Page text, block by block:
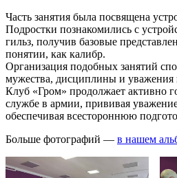
Часть занятия была посвящена
Подростки познакомились с
гильз, получив базовые
понятии, как калибр.
Организация подобных занятий
мужества, дисциплины и уважения
Клуб «Гром» продолжает активно
службе в армии, прививая
обеспечивая всестороннюю
Больше фотографий — в нашем